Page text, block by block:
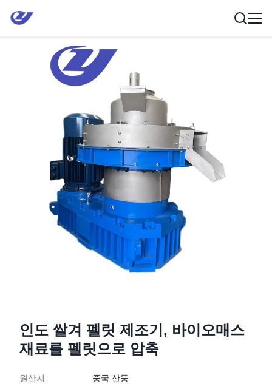
인도 쌀겨 펠릿 제조기, 바이오매스
재료를 펠릿으로 압축
원산지: 중국 산둥